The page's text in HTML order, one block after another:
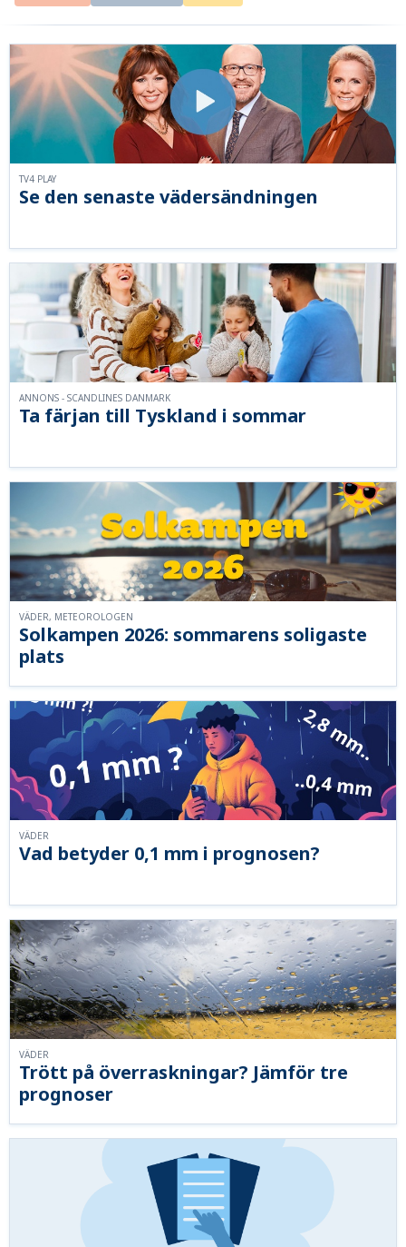
Se den senaste vädersändningen
TV4 PLAY
Ta färjan till Tyskland i sommar
ANNONS - SCANDLINES DANMARK
Solkampen 2026: sommarens soligaste
plats
VÄDER, METEOROLOGEN
Vad betyder 0,1 mm i prognosen?
VÄDER
Trött på överraskningar? Jämför tre
prognoser
VÄDER